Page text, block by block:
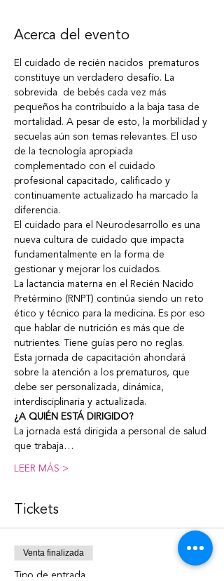
Acerca del evento
El cuidado de recién nacidos  prematuros
constituye un verdadero desafío. La
sobrevida  de bebés cada vez más
pequeños ha contribuido a la baja tasa de
mortalidad. A pesar de esto, la morbilidad y
secuelas aún son temas relevantes. El uso
de la tecnología apropiada
complementado con el cuidado
profesional capacitado, calificado y
continuamente actualizado ha marcado la
diferencia.
El cuidado para el Neurodesarrollo es una
nueva cultura de cuidado que impacta
fundamentalmente en la forma de
gestionar y mejorar los cuidados.
La lactancia materna en el Recién Nacido
Pretérmino (RNPT) continúa siendo un reto
ético y técnico para la medicina. Es por eso
que hablar de nutrición es más que de
nutrientes. Tiene guías pero no reglas.
Esta jornada de capacitación ahondará
sobre la atención a los prematuros, que
debe ser personalizada, dinámica,
interdisciplinaria y actualizada.
¿A QUIÉN ESTÁ DIRIGIDO?
La jornada está dirigida a personal de salud
que trabaja…
LEER MÁS >
Tickets
Venta finalizada
Tipo de entrada